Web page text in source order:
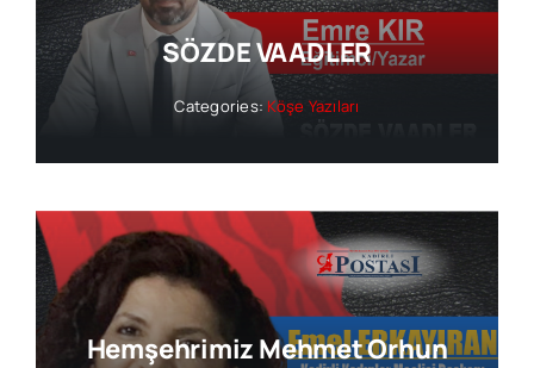
SÖZDE VAADLER
Categories: Köşe Yazıları
Hemşehrimiz Mehmet Orhun